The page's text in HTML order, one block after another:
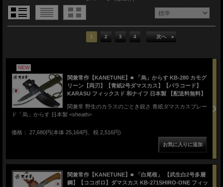
1 2 3 4 次へ
NEW
関兼常作【KANETUNE】■ 「烏」からす KB-280 カモグ
リーン【両刃】【青紙2号ダマスカス】【パラコード】
KARASU フィックスド 和ナイフ 日本製 【配送料無料】
関兼常 野生のカラスのごとき鋭さ 青紙ダマスカスブレー
ド「烏」からす 日本製 <sheath>
価格： 27,680円(本体 25,164円、税 2,516円)
関兼常作【KANETUNE】■ 「白尾根」 【武生白2号多層
鋼】【ココボロ】ダマスカス KB-271SHIRO-ONE フィッ